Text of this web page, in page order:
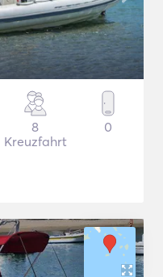
8
Kreuzfahrt
0